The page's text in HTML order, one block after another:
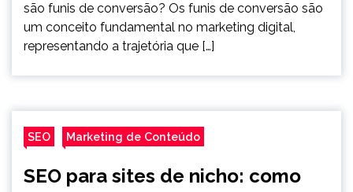
são funis de conversão? Os funis de conversão são
um conceito fundamental no marketing digital,
representando a trajetória que […]
SEO Marketing de Conteúdo
SEO para sites de nicho: como